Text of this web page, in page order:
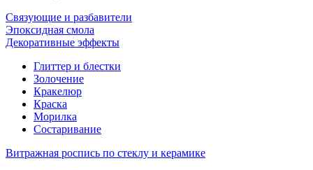
Связующие и разбавители
Эпоксидная смола
Декоративные эффекты
Глиттер и блестки
Золочение
Кракелюр
Краска
Морилка
Состаривание
Витражная роспись по стеклу и керамике